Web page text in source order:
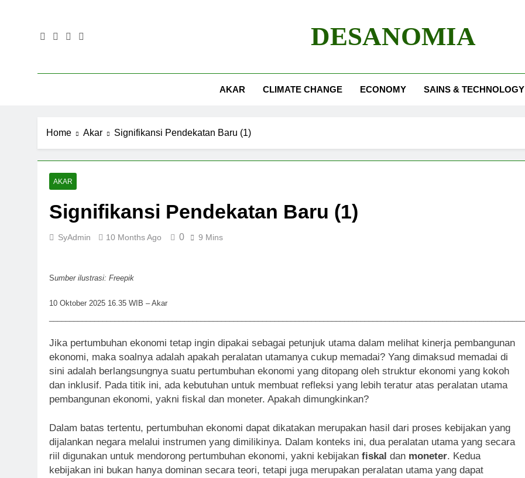
DESANOMIA
AKAR CLIMATE CHANGE ECONOMY SAINS & TECHNOLOGY
Home Akar Signifikansi Pendekatan Baru (1)
AKAR
Signifikansi Pendekatan Baru (1)
SyAdmin 10 Months Ago 0 9 Mins
Sumber ilustrasi: Freepik
10 Oktober 2025 16.35 WIB – Akar
Jika pertumbuhan ekonomi tetap ingin dipakai sebagai petunjuk utama dalam melihat kinerja pembangunan
ekonomi, maka soalnya adalah apakah peralatan utamanya cukup memadai? Yang dimaksud memadai di
sini adalah berlangsungnya suatu pertumbuhan ekonomi yang ditopang oleh struktur ekonomi yang kokoh
dan inklusif. Pada titik ini, ada kebutuhan untuk membuat refleksi yang lebih teratur atas peralatan utama
pembangunan ekonomi, yakni fiskal dan moneter. Apakah dimungkinkan?
Dalam batas tertentu, pertumbuhan ekonomi dapat dikatakan merupakan hasil dari proses kebijakan yang
dijalankan negara melalui instrumen yang dimilikinya. Dalam konteks ini, dua peralatan utama yang secara
riil digunakan untuk mendorong pertumbuhan ekonomi, yakni kebijakan fiskal dan moneter. Kedua
kebijakan ini bukan hanya dominan secara teori, tetapi juga merupakan peralatan utama yang dapat